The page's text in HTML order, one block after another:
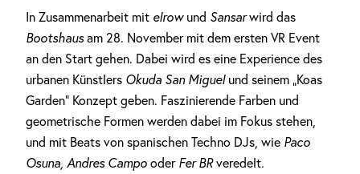
In Zusammenarbeit mit elrowund Sansarwird das
Bootshausam 28. November mit dem ersten VR Event
an den Start gehen. Dabei wird es eine Experience des
urbanen Künstlers Okuda San Miguelund seinem „Koas
Garden“ Konzept geben. Faszinierende Farben und
geometrische Formen werden dabei im Fokus stehen,
und mit Beats von spanischen Techno DJs, wie Paco
Osuna, Andres Campo oder Fer BRveredelt.